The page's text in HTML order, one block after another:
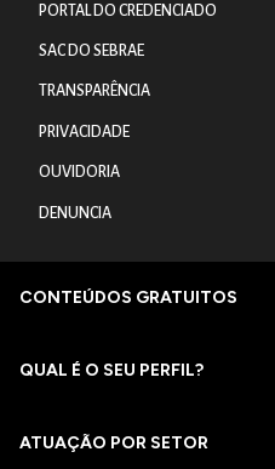
PORTAL DO CREDENCIADO
SAC DO SEBRAE
TRANSPARÊNCIA
PRIVACIDADE
OUVIDORIA
DENUNCIA
CONTEÚDOS GRATUITOS
QUAL É O SEU PERFIL?
ATUAÇÃO POR SETOR